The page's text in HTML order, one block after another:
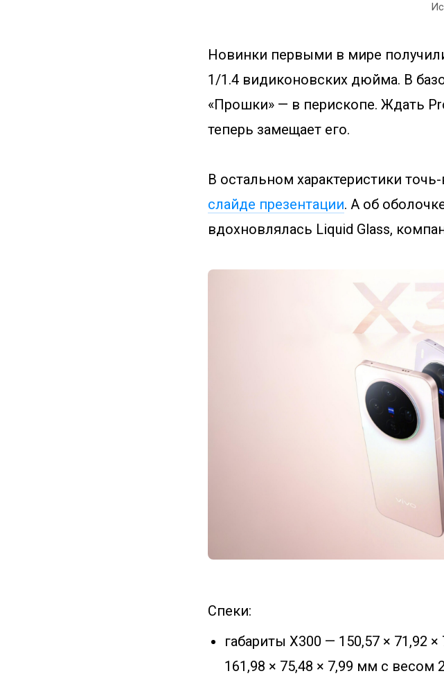
Новинки первыми в мире
1/1.4 видиконовских дюйма. В
«Прошки» — в перископе. Ждать
теперь замещает его.
В остальном характеристики
слайде презентации. А об
вдохновлялась Liquid Glass,
Спеки:
габариты X300 — 150,57 × 71,92
161,98 × 75,48 × 7,99 мм с весом